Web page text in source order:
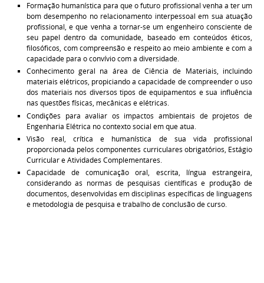
Formação humanística para que o futuro profissional venha a ter um
bom desempenho no relacionamento interpessoal em sua atuação
profissional, e que venha a tornar-se um engenheiro consciente de
seu papel dentro da comunidade, baseado em conteúdos éticos,
filosóficos, com compreensão e respeito ao meio ambiente e com a
capacidade para o convívio com a diversidade.
Conhecimento geral na área de Ciência de Materiais, incluindo
materiais elétricos, propiciando a capacidade de compreender o uso
dos materiais nos diversos tipos de equipamentos e sua influência
nas questões físicas, mecânicas e elétricas.
Condições para avaliar os impactos ambientais de projetos de
Engenharia Elétrica no contexto social em que atua.
Visão real, crítica e humanística de sua vida profissional
proporcionada pelos componentes curriculares obrigatórios, Estágio
Curricular e Atividades Complementares.
Capacidade de comunicação oral, escrita, língua estrangeira,
considerando as normas de pesquisas científicas e produção de
documentos, desenvolvidas em disciplinas específicas de linguagens
e metodologia de pesquisa e trabalho de conclusão de curso.